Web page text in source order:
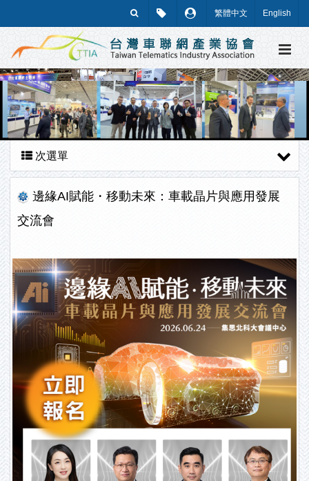
繁體中文 English
次選單
邊緣AI賦能・移動未來：車載晶片與應用發展
交流會